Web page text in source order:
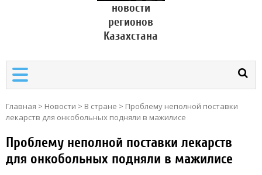
новости
регионов
Казахстана
Главная > Новости > В стране > Проблему неполной поставки
лекарств для онкобольных подняли в мажилисе
Проблему неполной поставки лекарств
для онкобольных подняли в мажилисе